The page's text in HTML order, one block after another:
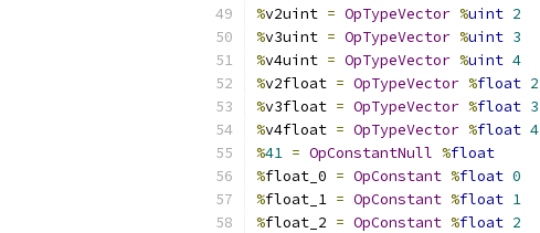
%v2uint = OpTypeVector %uint 2
%v3uint = OpTypeVector %uint 3
%v4uint = OpTypeVector %uint 4
%v2float = OpTypeVector %float 2
%v3float = OpTypeVector %float 3
%v4float = OpTypeVector %float 4
%41 = OpConstantNull %float
%float_0 = OpConstant %float 0
%float_1 = OpConstant %float 1
%float_2 = OpConstant %float 2